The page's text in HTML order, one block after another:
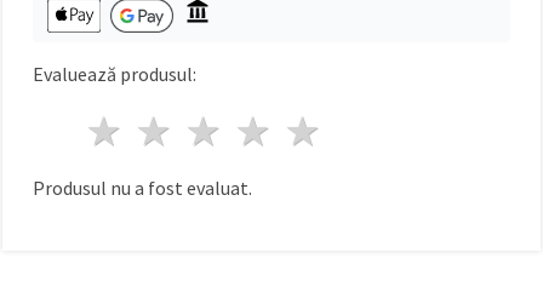
Evaluează produsul:
4 stele
3 stele
2 stele
1 stea
Produsul nu a fost evaluat.